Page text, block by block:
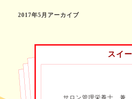
2017年5月アーカイブ
スイ
サロン管理栄養士 兼